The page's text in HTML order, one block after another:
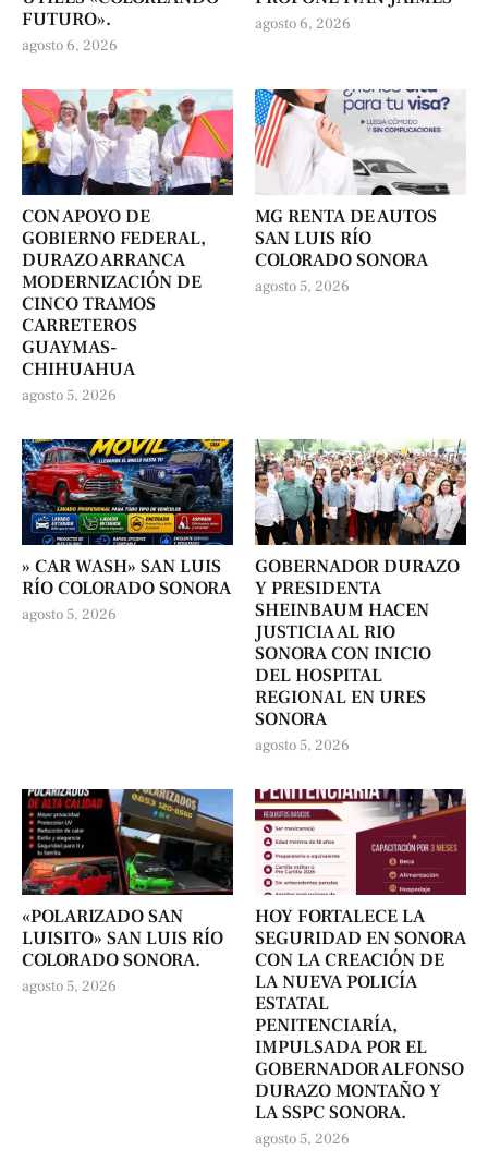
FUTURO».
agosto 6, 2026
agosto 6, 2026
CON APOYO DE
GOBIERNO FEDERAL,
DURAZO ARRANCA
MODERNIZACIÓN DE
CINCO TRAMOS
CARRETEROS
GUAYMAS-
CHIHUAHUA
agosto 5, 2026
MG RENTA DE AUTOS
SAN LUIS RÍO
COLORADO SONORA
agosto 5, 2026
» CAR WASH» SAN LUIS
RÍO COLORADO SONORA
agosto 5, 2026
GOBERNADOR DURAZO
Y PRESIDENTA
SHEINBAUM HACEN
JUSTICIA AL RIO
SONORA CON INICIO
DEL HOSPITAL
REGIONAL EN URES
SONORA
agosto 5, 2026
«POLARIZADO SAN
LUISITO» SAN LUIS RÍO
COLORADO SONORA.
agosto 5, 2026
HOY FORTALECE LA
SEGURIDAD EN SONORA
CON LA CREACIÓN DE
LA NUEVA POLICÍA
ESTATAL
PENITENCIARÍA,
IMPULSADA POR EL
GOBERNADOR ALFONSO
DURAZO MONTAÑO Y
LA SSPC SONORA.
agosto 5, 2026